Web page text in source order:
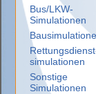
Bus/LKW-
Simulationen
simulationen
Sonstige
Simulationen